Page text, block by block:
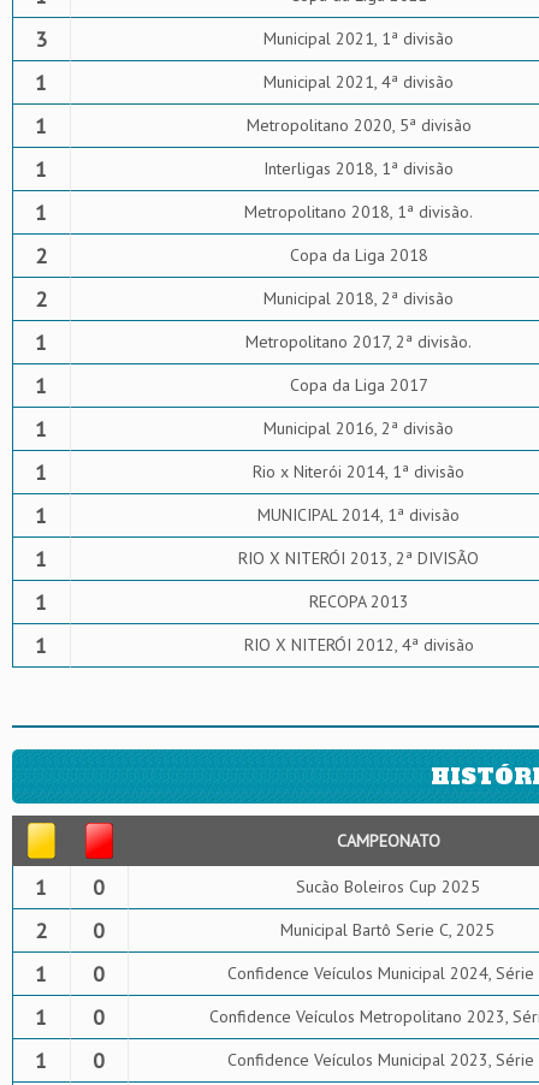
3 Municipal 2021, 1ª divisão
1 Municipal 2021, 4ª divisão
1 Metropolitano 2020, 5ª divisão
1 Interligas 2018, 1ª divisão
1 Metropolitano 2018, 1ª divisão.
2 Copa da Liga 2018
2 Municipal 2018, 2ª divisão
1 Metropolitano 2017, 2ª divisão.
1 Copa da Liga 2017
1 Municipal 2016, 2ª divisão
1 Rio x Niterói 2014, 1ª divisão
1 MUNICIPAL 2014, 1ª divisão
1 RIO X NITERÓI 2013, 2ª DIVISÃO
1 RECOPA 2013
1 RIO X NITERÓI 2012, 4ª divisão
CAMPEONATO
1 0 Sucão Boleiros Cup 2025
2 0 Municipal Bartô Serie C, 2025
1 0 Confidence Veículos Municipal 2024, Série
1 0 Confidence Veículos Metropolitano 2023,
1 0 Confidence Veículos Municipal 2023, Série